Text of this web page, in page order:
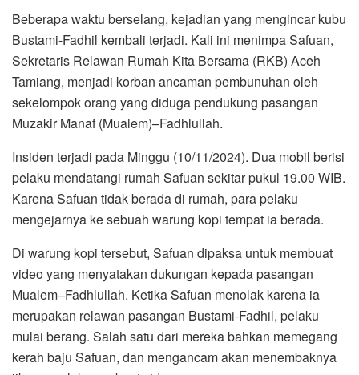
Beberapa waktu berselang, kejadian yang mengincar kubu
Bustami-Fadhil kembali terjadi. Kali ini menimpa Safuan,
Sekretaris Relawan Rumah Kita Bersama (RKB) Aceh
Tamiang, menjadi korban ancaman pembunuhan oleh
sekelompok orang yang diduga pendukung pasangan
Muzakir Manaf (Mualem)–Fadhlullah.
Insiden terjadi pada Minggu (10/11/2024). Dua mobil berisi
pelaku mendatangi rumah Safuan sekitar pukul 19.00 WIB.
Karena Safuan tidak berada di rumah, para pelaku
mengejarnya ke sebuah warung kopi tempat ia berada.
Di warung kopi tersebut, Safuan dipaksa untuk membuat
video yang menyatakan dukungan kepada pasangan
Mualem–Fadhlullah. Ketika Safuan menolak karena ia
merupakan relawan pasangan Bustami-Fadhil, pelaku
mulai berang. Salah satu dari mereka bahkan memegang
kerah baju Safuan, dan mengancam akan menembaknya